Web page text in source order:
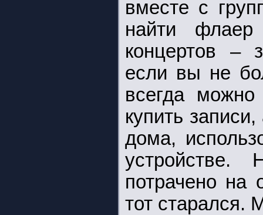
вместе с
найти
концертов –
если вы не
всегда
купить
дома,
потрачено на
тот старался.